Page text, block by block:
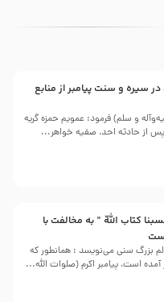
در سیره و سنت پیامبر از منابع
و سلم) فرمود: عمویم حمزه گریه
پس از حادثه احد، صفیه خواهر...
كتاب اللّه ” به مخالفت با
خفاجی مصری عالم بزرگ سنی می‌نویسد : همانطور که
است، پیامبر اکرم (صلوات اللّه...